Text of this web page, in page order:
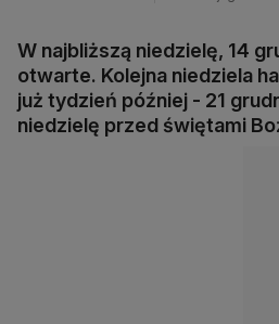
W najbliższą niedzielę, 14
otwarte. Kolejna niedziela
już tydzień później - 21
niedzielę przed świętami